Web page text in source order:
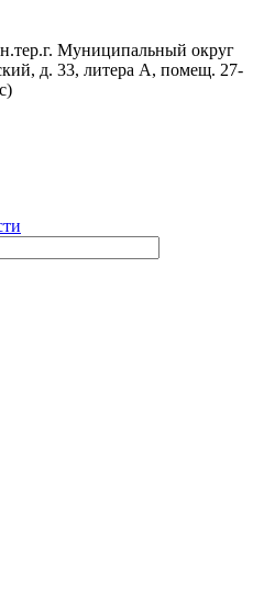
Муниципальный округ
д. 33, литера А, помещ. 27-